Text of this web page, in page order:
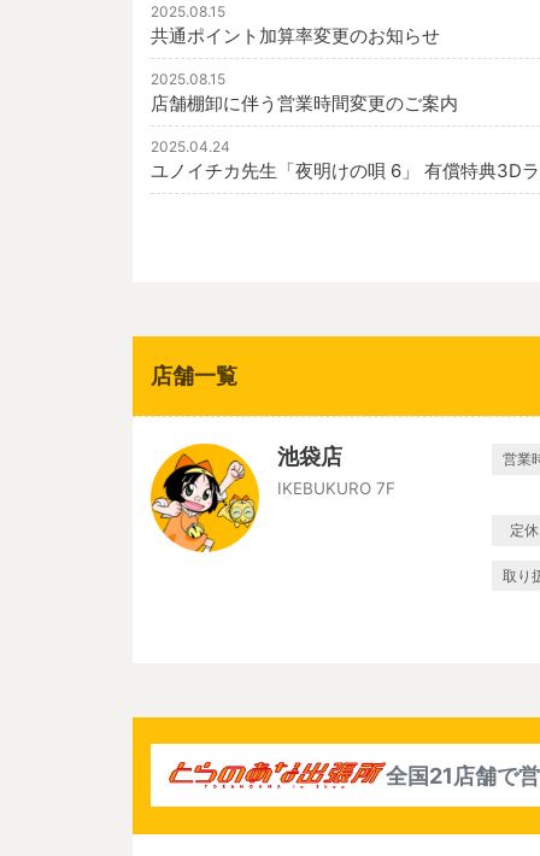
2025.08.15
共通ポイント加算率変更のお知らせ
2025.08.15
店舗棚卸に伴う営業時間変更のご案内
2025.04.24
ユノイチカ先生「夜明けの唄 6」 有償特典3D
店舗一覧
池袋店
IKEBUKURO 7F
営業
定
取り
全国21店舗で